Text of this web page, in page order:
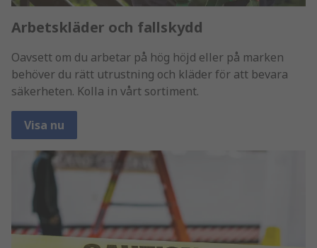
Arbetskläder och fallskydd
Oavsett om du arbetar på hög höjd eller på marken
behöver du rätt utrustning och kläder för att bevara
säkerheten. Kolla in vårt sortiment.
Visa nu